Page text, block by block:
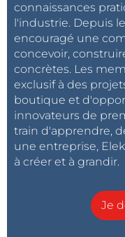
connaissances
l'industrie. Depuis
encouragé une
concevoir,
concrètes. Les
exclusif à des
boutique et
innovateurs de
train d'apprendre,
une entreprise,
à créer et à grandir.
Je